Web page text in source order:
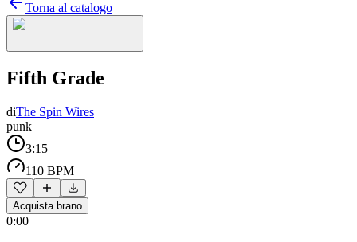
Torna al catalogo
Fifth Grade
diThe Spin Wires
punk
3:15
110 BPM
Acquista brano
0:00